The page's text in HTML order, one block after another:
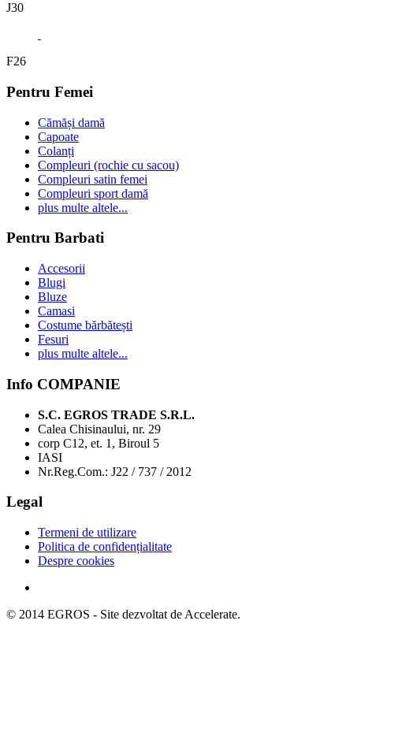
J30
F26
Pentru Femei
Cămăși damă
Capoate
Colanți
Compleuri (rochie cu sacou)
Compleuri satin femei
Compleuri sport damă
plus multe altele...
Pentru Barbati
Accesorii
Blugi
Bluze
Camasi
Costume bărbătești
Fesuri
plus multe altele...
Info COMPANIE
S.C. EGROS TRADE S.R.L.
Calea Chisinaului, nr. 29
corp C12, et. 1, Biroul 5
IASI
Nr.Reg.Com.: J22 / 737 / 2012
Legal
Termeni de utilizare
Politica de confidențialitate
Despre cookies
© 2014 EGROS - Site dezvoltat de Accelerate.